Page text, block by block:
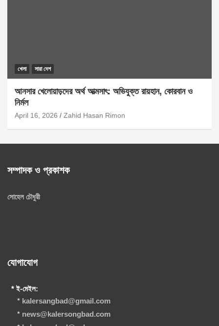
খেলা সারা দেশ
আনসার খেলোয়াড়দের অর্থ আত্মসাৎ: অভিযুক্ত রায়হান, কোরবান ও
নির্মল
April 16, 2026 Zahid Hasan Rimon
সম্পাদক ও প্রকাশক
সোহেল চৌধুরী
যোগাযোগ
* ই-মেইল:
* kalersangbad@gmail.com
* news@kalersongbad.com